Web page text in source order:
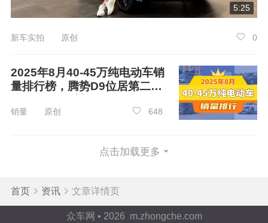
万”的成绩交出圆满答卷，高质量完成“十四五”规
划。站在”十五五”开局起点，上汽通用五菱将秉
5:25
新车实拍 原创 0
2025年8月40-45万纯电动车销
量排行榜，腾势D9位居第二，
销量 原创 648
点击加载更多
首页 资讯 文章详情页
众车网 • 2026 m.zhongche.com